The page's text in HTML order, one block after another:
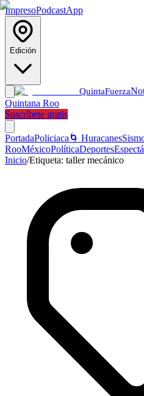
ImpresoPodcastApp
Edición
QuintaFuerza
Quintana Roo
Suscríbete gratis
PortadaPoliciaca 🌀 Huracanes
RooMéxicoPolíticaDeportes
Inicio/Etiqueta: taller mecánico